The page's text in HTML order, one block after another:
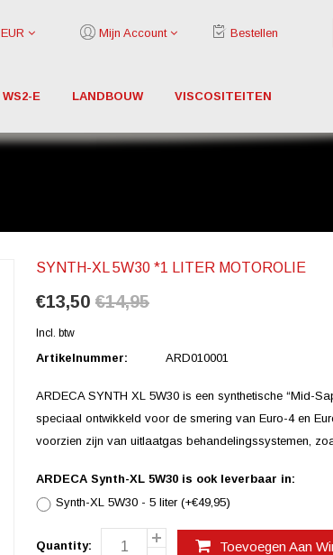
Mijn Account Bestellen
EUR
WS2-E LANDBOUW VISCOSITEITEN
SYNTH-XL 5W30 *1 LITER MOTOROLIE
€13,50 €14,95
Incl. btw
Artikelnummer: ARD010001
ARDECA SYNTH XL 5W30 is een synthetische “Mid-
speciaal ontwikkeld voor de smering van Euro-4 en
voorzien zijn van uitlaatgas behandelingssystemen,
ARDECA Synth-XL 5W30 is ook leverbaar in:
Synth-XL 5W30 - 5 liter (+€49,95)
Quantity: Toevoegen Aan